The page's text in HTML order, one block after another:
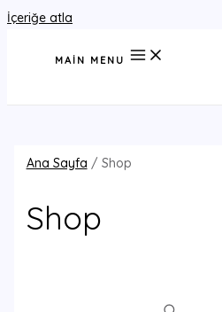
İçeriğe atla
MAIN MENU
Ana Sayfa / Shop
Shop